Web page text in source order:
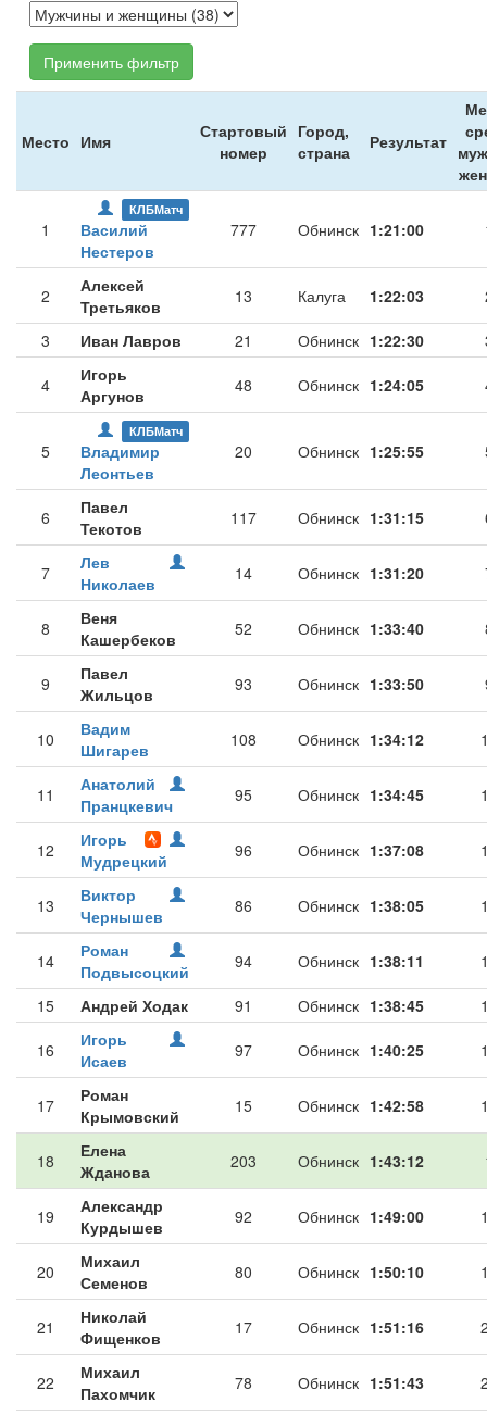
Применить фильтр
Место Имя
Стартовый
номер
Город,
страна
Результат
1
КЛБМатч
Василий
Нестеров
777 Обнинск 1:21:00
2
Алексей
Третьяков
13 Калуга 1:22:03
3 Иван Лавров 21 Обнинск 1:22:30
4
Игорь
Аргунов
48 Обнинск 1:24:05
5
КЛБМатч
Владимир
Леонтьев
20 Обнинск 1:25:55
6
Павел
Текотов
117 Обнинск 1:31:15
7
Лев
Николаев
14 Обнинск 1:31:20
8
Веня
Кашербеков
52 Обнинск 1:33:40
9
Павел
Жильцов
93 Обнинск 1:33:50
10
Вадим
Шигарев
108 Обнинск 1:34:12
11
Анатолий
Пранцкевич
95 Обнинск 1:34:45
12
Игорь
Мудрецкий
96 Обнинск 1:37:08
13
Виктор
Чернышев
86 Обнинск 1:38:05
14
Роман
Подвысоцкий
94 Обнинск 1:38:11
15 Андрей Ходак 91 Обнинск 1:38:45
16
Игорь
Исаев
97 Обнинск 1:40:25
17
Роман
Крымовский
15 Обнинск 1:42:58
18
Елена
Жданова
203 Обнинск 1:43:12
19
Александр
Курдышев
92 Обнинск 1:49:00
20
Михаил
Семенов
80 Обнинск 1:50:10
21
Николай
Фищенков
17 Обнинск 1:51:16
22
Михаил
Пахомчик
78 Обнинск 1:51:43